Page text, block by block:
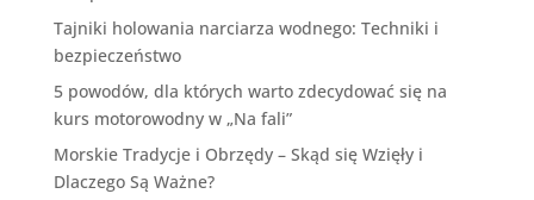
Tajniki holowania narciarza wodnego: Techniki i
bezpieczeństwo
5 powodów, dla których warto zdecydować się na
kurs motorowodny w „Na fali”
Morskie Tradycje i Obrzędy – Skąd się Wzięły i
Dlaczego Są Ważne?